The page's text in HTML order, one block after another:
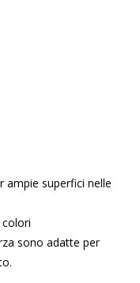
superfici nelle
sono adatte per